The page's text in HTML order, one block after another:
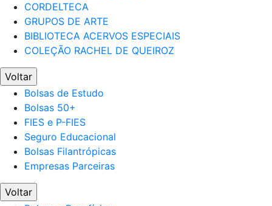
CORDELTECA
GRUPOS DE ARTE
BIBLIOTECA ACERVOS ESPECIAIS
COLEÇÃO RACHEL DE QUEIROZ
Voltar
Bolsas de Estudo
Bolsas 50+
FIES e P-FIES
Seguro Educacional
Bolsas Filantrópicas
Empresas Parceiras
Voltar